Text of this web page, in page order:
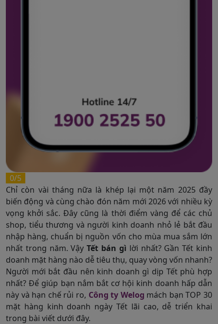
0/5
Chỉ còn vài tháng nữa là khép lại một năm 2025 đầy
biến động và cùng chào đón năm mới 2026 với nhiều kỳ
vọng khởi sắc. Đây cũng là thời điểm vàng để các chủ
shop, tiểu thương và người kinh doanh nhỏ lẻ bắt đầu
nhập hàng, chuẩn bị nguồn vốn cho mùa mua sắm lớn
nhất trong năm. VậyTết bán gì lời nhất? Gần Tết kinh
doanh mặt hàng nào dễ tiêu thụ, quay vòng vốn nhanh?
Người mới bắt đầu nên kinh doanh gì dịp Tết phù hợp
nhất? Để giúp bạn nắm bắt cơ hội kinh doanh hấp dẫn
này và hạn chế rủi ro, Công ty Welog mách bạn TOP 30
mặt hàng kinh doanh ngày Tết lãi cao, dễ triển khai
trong bài viết dưới đây.